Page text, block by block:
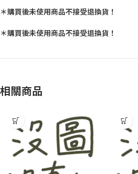
＊購買後未使用商品不接受退換貨！
＊購買後未使用商品不接受退換貨！
相關商品